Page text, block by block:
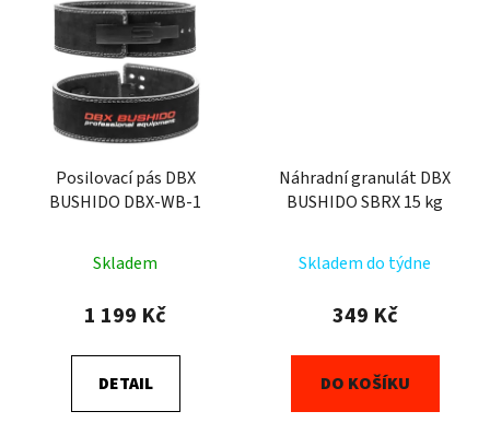
Posilovací pás DBX
BUSHIDO DBX-WB-1
Skladem
1 199 Kč
DETAIL
Náhradní granulát DBX
BUSHIDO SBRX 15 kg
Skladem do týdne
349 Kč
DO KOŠÍKU